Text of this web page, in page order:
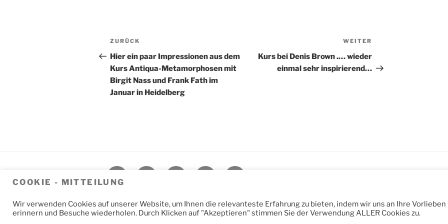
Beitragsnavigation
Vorheriger
Beitrag
ZURÜCK
Hier ein paar Impressionen aus dem
Kurs Antiqua-Metamorphosen mit
Birgit Nass und Frank Fath im
Januar in Heidelberg
Beitrag
WEITER
Kurs bei Denis Brown .… wieder
einmal sehr inspirierend…
KalligraphieKreativesKennenlernen
KontaktKurse
COOKIE - MITTEILUNG
Wir verwenden Cookies auf unserer Website, um Ihnen die relevanteste Erfahrung zu bieten, indem wir uns an Ihre Vorlieben
erinnern und Besuche wiederholen. Durch Klicken auf "Akzeptieren" stimmen Sie der Verwendung ALLER Cookies zu.